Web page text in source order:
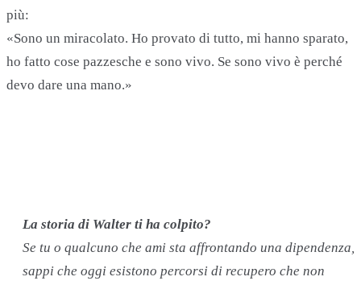
più:
«Sono un miracolato. Ho provato di tutto, mi hanno sparato,
ho fatto cose pazzesche e sono vivo. Se sono vivo è perché
devo dare una mano.»
La storia di Walter ti ha colpito?
Se tu o qualcuno che ami sta affrontando una dipendenza,
sappi che oggi esistono percorsi di recupero che non